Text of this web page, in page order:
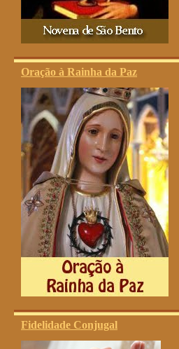
Oração à Rainha da Paz
Fidelidade Conjugal